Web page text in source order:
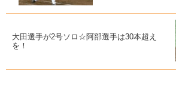
大田選手が2号ソロ☆阿部選手は30本超え
を！